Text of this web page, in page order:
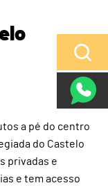
a pé do centro
do Castelo
privadas e
e tem acesso